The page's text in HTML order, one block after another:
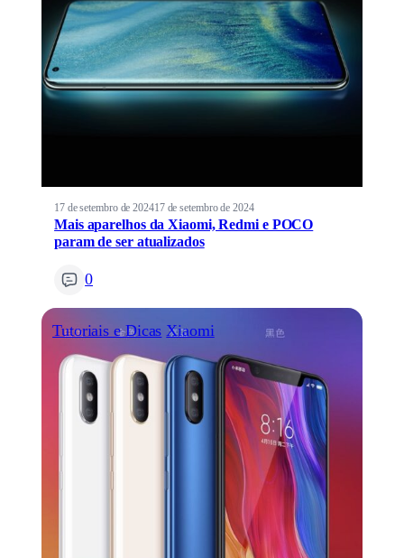
17 de setembro de 202417 de setembro de 2024
Mais aparelhos da Xiaomi, Redmi e POCO
param de ser atualizados
0
Tutoriais e Dicas Xiaomi